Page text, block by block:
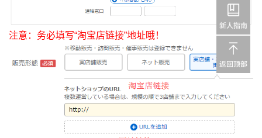
注意：务必填写“淘宝店链接”地址哦！